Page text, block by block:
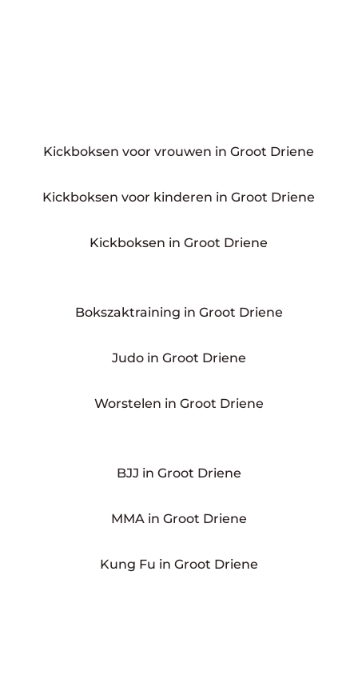
Kickboksen voor vrouwen in Groot Driene
Kickboksen voor kinderen in Groot Driene
Kickboksen in Groot Driene
Bokszaktraining in Groot Driene
Judo in Groot Driene
Worstelen in Groot Driene
BJJ in Groot Driene
MMA in Groot Driene
Kung Fu in Groot Driene